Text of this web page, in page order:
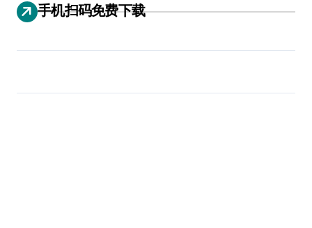
手机扫码免费下载